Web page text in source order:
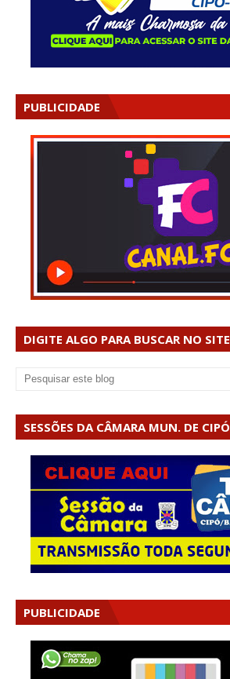
PUBLICIDADE
DIGITE ALGO PARA BUSCAR NO SITE
SESSÕES DA CÂMARA MUN. DE CIPÓ
PUBLICIDADE